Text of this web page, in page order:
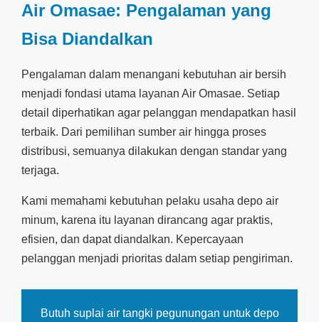
Air Omasae: Pengalaman yang
Bisa Diandalkan
Pengalaman dalam menangani kebutuhan air bersih
menjadi fondasi utama layanan Air Omasae. Setiap
detail diperhatikan agar pelanggan mendapatkan hasil
terbaik. Dari pemilihan sumber air hingga proses
distribusi, semuanya dilakukan dengan standar yang
terjaga.
Kami memahami kebutuhan pelaku usaha depo air
minum, karena itu layanan dirancang agar praktis,
efisien, dan dapat diandalkan. Kepercayaan
pelanggan menjadi prioritas dalam setiap pengiriman.
Butuh suplai air tangki pegunungan untuk depo